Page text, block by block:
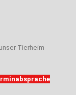
Tierheim